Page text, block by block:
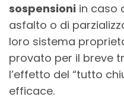
sospensioni in caso
asfalto o di
loro sistema
provato per il breve
l’effetto del “tutto
efficace.